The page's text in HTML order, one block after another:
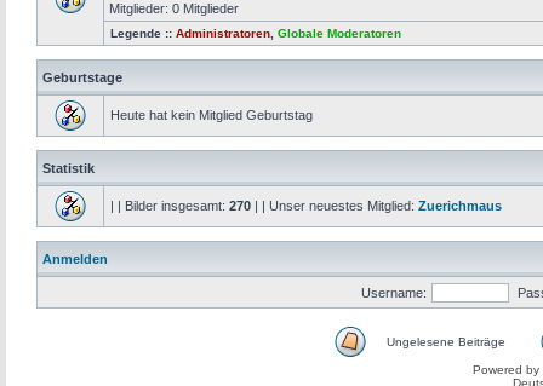
Mitglieder: 0 Mitglieder
Legende :: Administratoren Globale Moderatoren
Geburtstage
Heute hat kein Mitglied Geburtstag
Statistik
| | Bilder insgesamt: 270 | | Unser neuestes Mitglied: Zuerichmaus
Anmelden
Username:
Ungelesene Beiträge
Powered by